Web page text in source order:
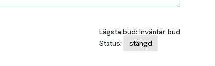
Lägsta bud: Inväntar bud
Status:
stängd